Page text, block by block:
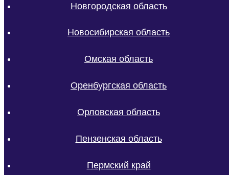
Новгородская область
Новосибирская область
Омская область
Оренбургская область
Орловская область
Пензенская область
Пермский край